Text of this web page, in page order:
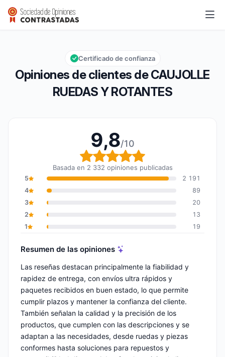
Calificación global: 9,8 de 10
9,8/10
Opiniones de clientes de CAUJOLLE
RUEDAS Y ROTANTES
Certificado de confianza
9,8/10
Calificación global: 9,8
Basada en 2 332 opiniones publicadas
5
2 191
4
89
3
20
2
13
1
19
Resumen de las opiniones
Las reseñas destacan principalmente la fiabilidad y
rapidez de entrega, con envíos ultra rápidos y
paquetes recibidos en buen estado, lo que permite
cumplir plazos y mantener la confianza del cliente.
También señalan la calidad y la precisión de los
productos, que cumplen con las descripciones y se
adaptan a las necesidades, desde ruedas y piezas
conformes hasta soluciones para repuestos y